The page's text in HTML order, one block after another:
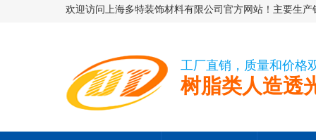
欢迎访问上海多特装饰材料有限公司官方网站！主要生
工厂直销，质量和价格
树脂类人造透